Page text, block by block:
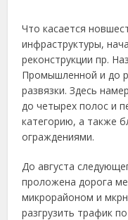
Что касается
инфраструктуры,
реконструкции пр.
Промышленной и до
развязки. Здесь
до четырех полос и
категорию, а также
ограждениями.
До августа
проложена дорога
микрорайоном и
разгрузить трафик